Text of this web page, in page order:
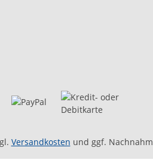
Versandkosten und ggf.